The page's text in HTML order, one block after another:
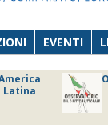
EVENTI
Latina